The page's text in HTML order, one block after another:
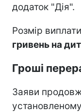
додаток "Дія".
Розмір
гривень на
Гроші
Заяви